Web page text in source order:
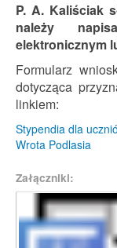
P. A. Kaliściak
należy
elektronicznym
Formularz
dotycząca
linkiem:
Stypendia dla
Wrota Podlasia
Załączniki: